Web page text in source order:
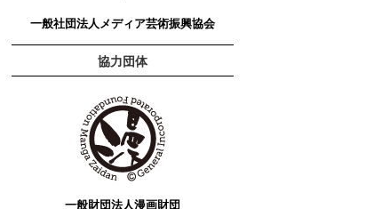
一般社団法人メディア芸術振興協会
協力団体
一般財団法人漫画財団